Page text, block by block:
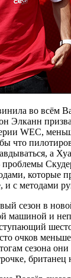
во всём
Элканн
WEC,
что
а
проблемы
которые
и с методами
сезон в
машиной и
очков
сезона
британец